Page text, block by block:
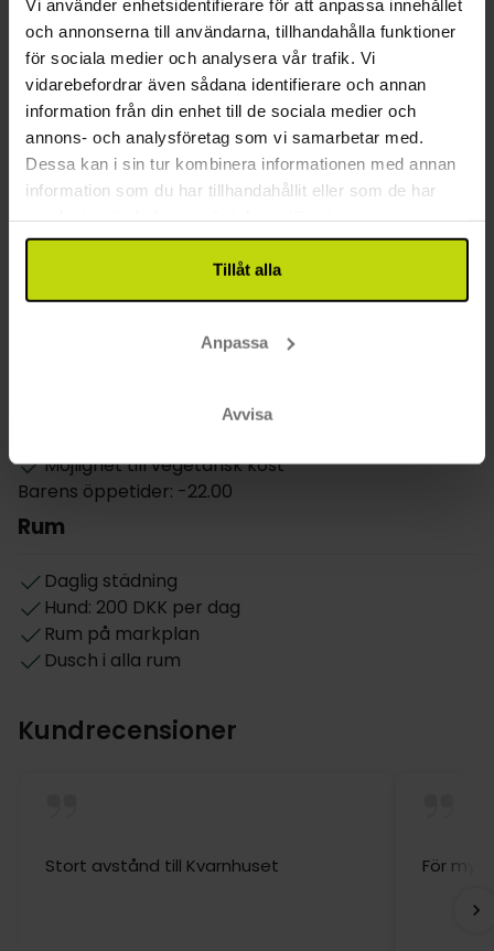
Vi använder enhetsidentifierare för att anpassa innehållet
och annonserna till användarna, tillhandahålla funktioner
för sociala medier och analysera vår trafik. Vi
vidarebefordrar även sådana identifierare och annan
information från din enhet till de sociala medier och
annons- och analysföretag som vi samarbetar med.
Dessa kan i sin tur kombinera informationen med annan
information som du har tillhandahållit eller som de har
Tillåt alla
Anpassa
Avvisa
Närmaste busstopp: 1 km
Närmaste flygplats: 63 km (Aalborg Lufthavn)
Övrigt
Gratis parkering
Gratis internet
Våningar: 2
Renoverat: 2016
Restaurang
Restaurangen är stängd på söndagar från: 14:00
Möjlighet till laktosfri kost
Möjlighet till vegetarisk kost
Barens öppetider: -22.00
Rum
Daglig städning
Hund: 200 DKK per dag
Rum på markplan
Dusch i alla rum
Kundrecensioner
Stort avstånd till Kvarnhuset För